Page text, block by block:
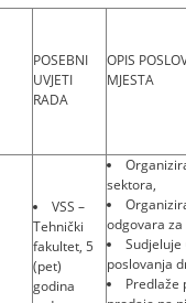
POSEBNI
UVJETI
RADA
OPIS
MJESTA
VSS –
Tehnički
fakultet, 5
(pet)
godina
sektora,
odgovara
Sudjeluje
poslovanja
Predlaže